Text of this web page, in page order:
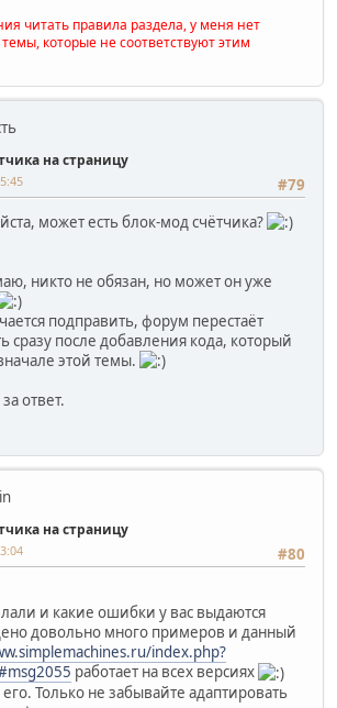
читать правила раздела, у меня нет
которые не соответствуют этим
на страницу
#79
может есть блок-мод счётчика?
никто не обязан, но может он уже
подправить, форум перестаёт
сразу после добавления кода, который
этой темы.
ответ.
на страницу
#80
и какие ошибки у вас выдаются
довольно много примеров и данный
index.php?
работает на всех версиях
Только не забывайте адаптировать